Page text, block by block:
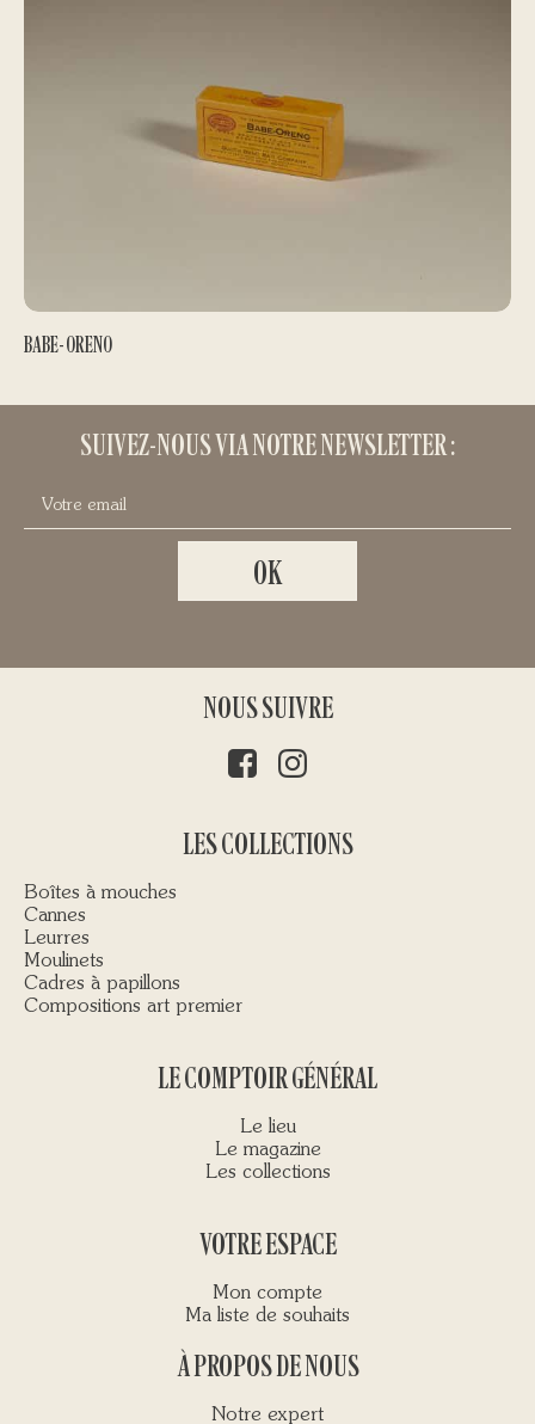
BABE-ORENO
SUIVEZ-NOUS VIA NOTRE NEWSLETTER :
NOUS SUIVRE
LES COLLECTIONS
Boîtes à mouches
Cannes
Leurres
Moulinets
Cadres à papillons
Compositions art premier
LE COMPTOIR GÉNÉRAL
Le lieu
Le magazine
Les collections
VOTRE ESPACE
Mon compte
Ma liste de souhaits
À PROPOS DE NOUS
Notre expert